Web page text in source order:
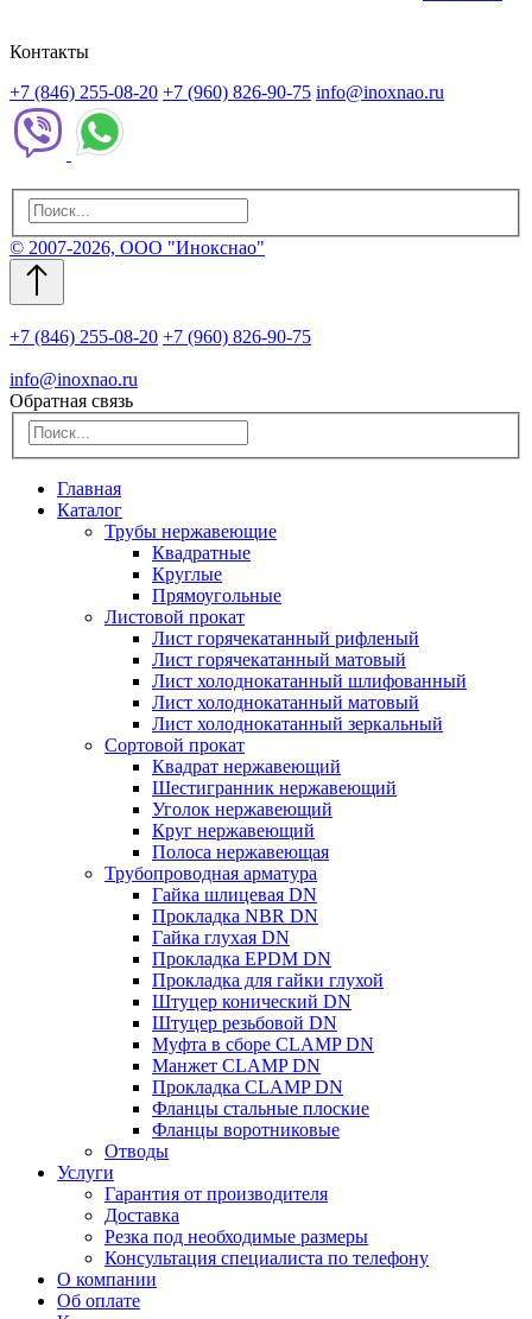
Контакты
+7 (846) 255-08-20 +7 (960) 826-90-75 info@inoxnao.ru
© 2007-2026, ООО "Инокснао"
+7 (846) 255-08-20 +7 (960) 826-90-75
info@inoxnao.ru
Обратная связь
Главная
Каталог
Трубы нержавеющие
Квадратные
Круглые
Прямоугольные
Листовой прокат
Лист горячекатанный рифленый
Лист горячекатанный матовый
Лист холоднокатанный шлифованный
Лист холоднокатанный матовый
Лист холоднокатанный зеркальный
Сортовой прокат
Квадрат нержавеющий
Шестигранник нержавеющий
Уголок нержавеющий
Круг нержавеющий
Полоса нержавеющая
Трубопроводная арматура
Гайка шлицевая DN
Прокладка NBR DN
Гайка глухая DN
Прокладка EPDM DN
Прокладка для гайки глухой
Штуцер конический DN
Штуцер резьбовой DN
Муфта в сборе CLAMP DN
Манжет CLAMP DN
Прокладка CLAMP DN
Фланцы стальные плоские
Фланцы воротниковые
Отводы
Услуги
Гарантия от производителя
Доставка
Резка под необходимые размеры
Консультация специалиста по телефону
О компании
Об оплате